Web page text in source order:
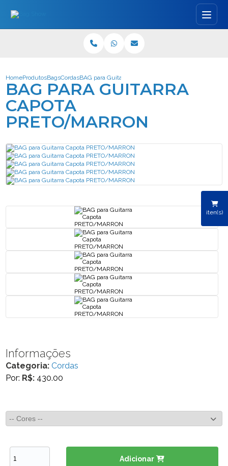
iten(s)
HomeProdutosBagsCordasBAG para Guitarra Capota PRETO/MARRON
BAG PARA GUITARRA
CAPOTA
PRETO/MARRON
Informações
Categoria: Cordas
Por: R$: 430.00
Adicionar